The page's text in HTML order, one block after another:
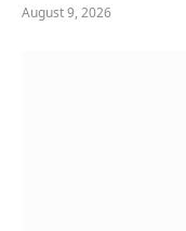
August 9, 2026